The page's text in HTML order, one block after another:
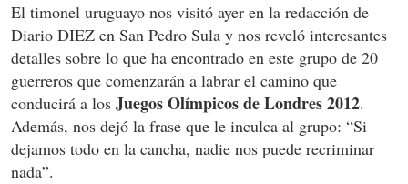
El timonel uruguayo nos visitó ayer en la redacción de
Diario DIEZ en San Pedro Sula y nos reveló interesantes
detalles sobre lo que ha encontrado en este grupo de 20
guerreros que comenzarán a labrar el camino que
conducirá a los Juegos Olímpicos de Londres 2012.
Además, nos dejó la frase que le inculca al grupo: “Si
dejamos todo en la cancha, nadie nos puede recriminar
nada”.